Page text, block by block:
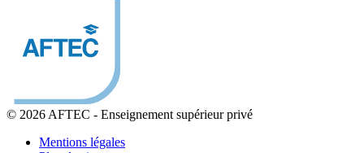
© 2026 AFTEC - Enseignement supérieur privé
Mentions légales